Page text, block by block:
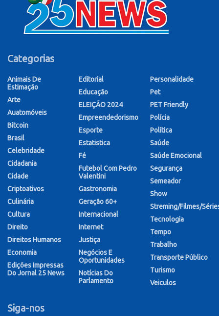
Categorias
Animais De
Estimação
Arte
Auatomóveis
Bitcoin
Brasil
Celebridade
Cidadania
Cidade
Criptoativos
Culinária
Cultura
Direito
Direitos Humanos
Economia
Edições Impressas
Do Jornal 25 News
Editorial
Educação
ELEIÇÃO 2024
Empreendedorismo
Esporte
Estatistica
Fé
Futebol Com Pedro
Valentini
Gastronomia
Geração 60+
Internacional
Internet
Justiça
Negócios E
Oportunidades
Notícias Do
Parlamento
Personalidade
Pet
PET Friendly
Polícia
Política
Saúde
Saúde Emocional
Segurança
Semeador
Show
Streming/Filmes/
Tecnologia
Tempo
Trabalho
Transporte Público
Turismo
Veiculos
Siga-nos